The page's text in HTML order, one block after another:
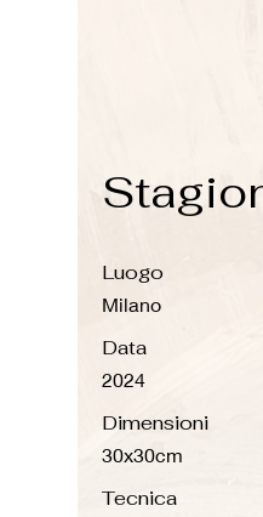
Luogo
Milano
Data
2024
Dimensioni
30x30cm
Tecnica